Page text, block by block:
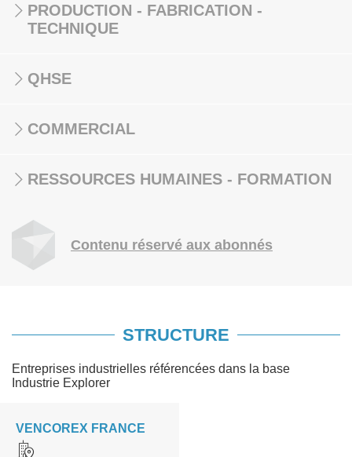
PRODUCTION - FABRICATION -
TECHNIQUE
QHSE
COMMERCIAL
RESSOURCES HUMAINES - FORMATION
Contenu réservé aux abonnés
STRUCTURE
Entreprises industrielles référencées dans la base
Industrie Explorer
VENCOREX FRANCE